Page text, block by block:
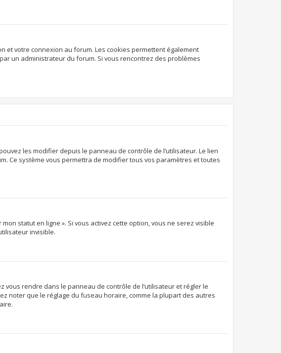
et votre connexion au forum. Les cookies permettent également
un administrateur du forum. Si vous rencontrez des problèmes
les modifier depuis le panneau de contrôle de l’utilisateur. Le lien
Ce système vous permettra de modifier tous vos paramètres et toutes
statut en ligne ». Si vous activez cette option, vous ne serez visible
invisible.
rendre dans le panneau de contrôle de l’utilisateur et régler le
noter que le réglage du fuseau horaire, comme la plupart des autres